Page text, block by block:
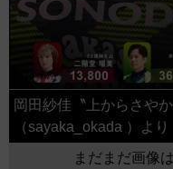
岡田紗佳〝上からさや
（sayaka_okada ）より
まだまだ画像